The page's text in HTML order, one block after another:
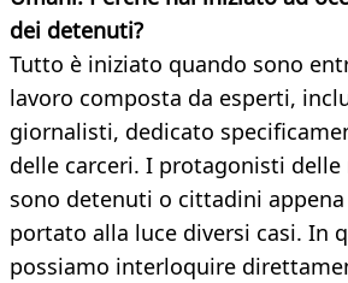
dei detenuti?
Tutto è iniziato quando sono
lavoro composta da esperti,
giornalisti, dedicato
delle carceri. I protagonisti
sono detenuti o cittadini
portato alla luce diversi casi. In
possiamo interloquire